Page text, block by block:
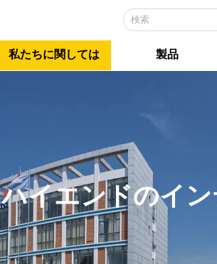
私たちに関しては 製品
ハイエンドのイ